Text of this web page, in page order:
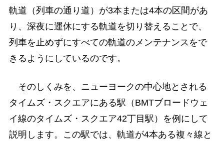
軌道（列車の通り道）が3本または4本の区間があ
り、深夜に運休にする軌道を切り替えることで、
列車を止めずにすべての軌道のメンテナンスをで
きるようにしているのです。
そのしくみを、ニューヨークの中心地とされる
タイムズ・スクエアにある駅（BMTブロードウェ
イ線のタイムズ・スクエア42丁目駅）を例にして
説明します。この駅では、軌道が4本ある複々線と